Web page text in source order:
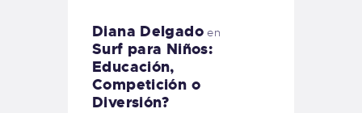
Diana Delgadoen
Surf para Niños:
Educación,
Competición o
Diversión?